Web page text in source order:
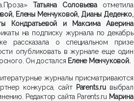
Татьяна Соловьева отметила
Елены Менчуковой, Дианы Деденко,
Кондратьевой и Максима Аверина
на подписку журнала по декабрь
рассказала о специальном призе
опубликовать в журнале еще один
Он достался Елене Менчуковой.
журналы присматриваются
конкурса, сайт Parents.ruвыбрал
Редактор сайта Parents.ru Марина